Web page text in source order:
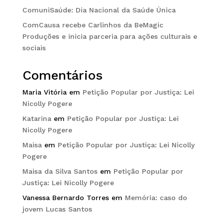
ComuniSaúde: Dia Nacional da Saúde Única
ComCausa recebe Carlinhos da BeMagic
Produções e inicia parceria para ações culturais e
sociais
Comentários
Maria Vitóriaem Petição Popular por Justiça: Lei
Nicolly Pogere
Katarinaem Petição Popular por Justiça: Lei
Nicolly Pogere
Maisaem Petição Popular por Justiça: Lei Nicolly
Pogere
Maisa da Silva Santosem Petição Popular por
Justiça: Lei Nicolly Pogere
Vanessa Bernardo Torresem Memória: caso do
jovem Lucas Santos